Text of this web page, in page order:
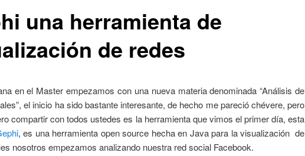
una herramienta de
de redes
en el Master empezamos con una nueva materia denominada “Análisis de
el inicio ha sido bastante interesante, de hecho me pareció chévere, pero
compartir con todos ustedes es la herramienta que vimos el primer día, esta
, es una herramienta open source hecha en Java para la visualización de
nosotros empezamos analizando nuestra red social Facebook.